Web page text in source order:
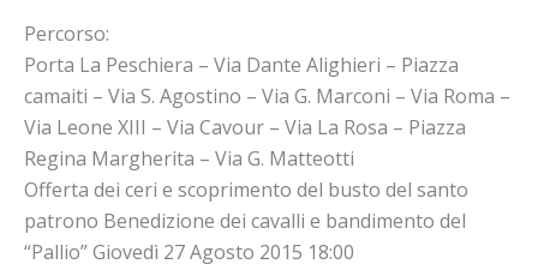
Percorso:
Porta La Peschiera – Via Dante Alighieri – Piazza
camaiti – Via S. Agostino – Via G. Marconi – Via Roma –
Via Leone XIII – Via Cavour – Via La Rosa – Piazza
Regina Margherita – Via G. Matteotti
Offerta dei ceri e scoprimento del busto del santo
patrono Benedizione dei cavalli e bandimento del
“Pallio” Giovedì 27 Agosto 2015 18:00